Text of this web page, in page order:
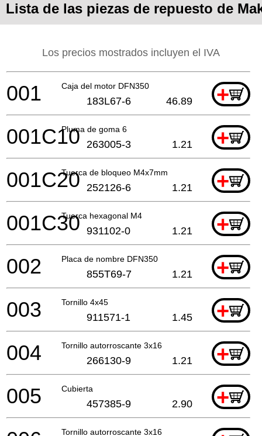
Lista de las piezas de repuesto de
Los precios mostrados incluyen el IVA
Caja del motor DFN350 +
001 183L67-6 46.89
Pluma de goma 6 +
001C10 263005-3 1.21
Tuerca de bloqueo M4x7mm +
001C20 252126-6 1.21
Tuerca hexagonal M4 +
001C30 931102-0 1.21
Placa de nombre DFN350 +
002 855T69-7 1.21
Tornillo 4x45 +
003 911571-1 1.45
Tornillo autorroscante 3x16 +
004 266130-9 1.21
Cubierta +
005 457385-9 2.90
Tornillo autorroscante 3x16